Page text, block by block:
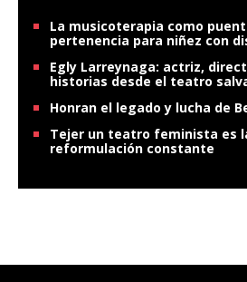
La musicoterapia como
pertenencia para niñez con
Egly Larreynaga: actriz,
historias desde el teatro
Honran el legado y lucha de
Tejer un teatro feminista es
reformulación constante